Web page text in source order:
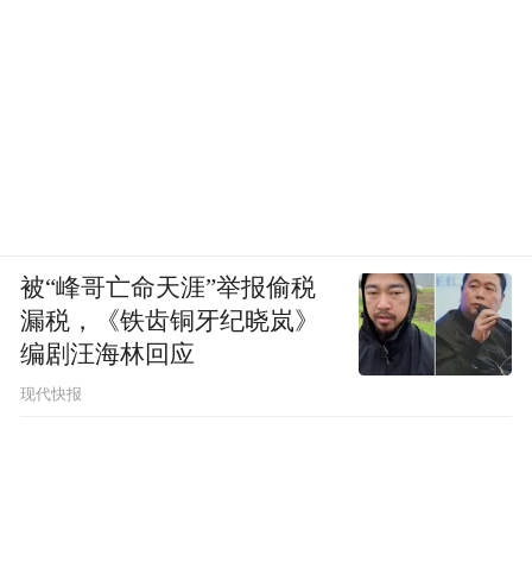
被“峰哥亡命天涯”举报偷税
漏税，《铁齿铜牙纪晓岚》
编剧汪海林回应
现代快报